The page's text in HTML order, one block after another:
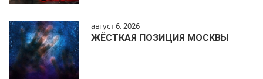
август 6, 2026
ЖЁСТКАЯ ПОЗИЦИЯ МОСКВЫ